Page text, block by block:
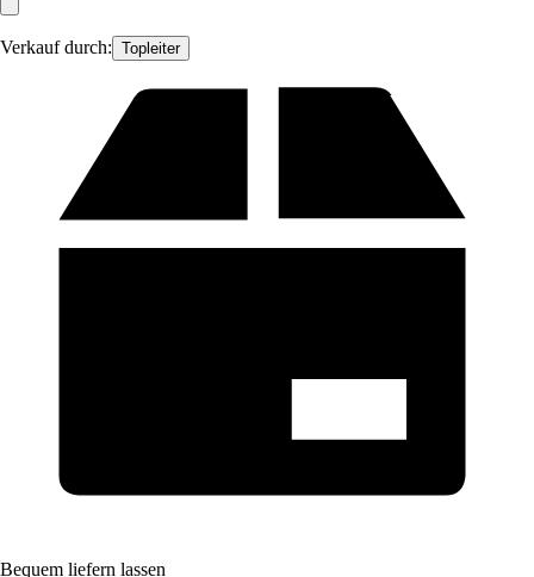
Verkauf durch: Topleiter
Bequem liefern lassen